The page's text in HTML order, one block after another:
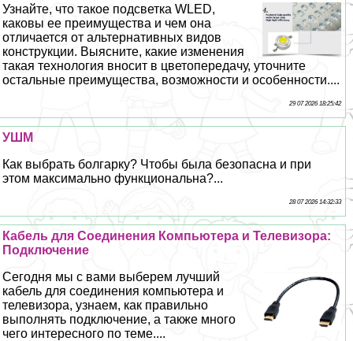
Узнайте, что такое подсветка WLED,
каковы ее преимущества и чем она
отличается от альтернативных видов
конструкции. Выясните, какие изменения
такая технология вносит в цветопередачу, уточните
остальные преимущества, возможности и особенности....
29 07 2026 18:25:42
УШМ
Как выбрать болгарку? Чтобы была безопасна и при
этом максимально функциональна?...
28 07 2026 14:32:33
Кабель для Соединения Компьютера и Телевизора:
Подключение
Сегодня мы с вами выберем лучший
кабель для соединения компьютера и
телевизора, узнаем, как правильно
выполнять подключение, а также много
чего интересного по теме....